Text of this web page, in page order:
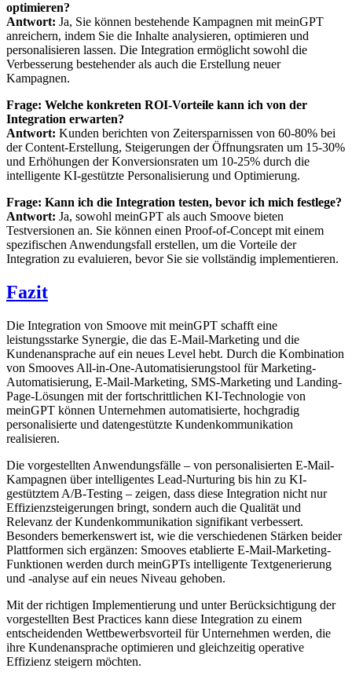
optimieren?
Antwort: Ja, Sie können bestehende Kampagnen mit meinGPT
anreichern, indem Sie die Inhalte analysieren, optimieren und
personalisieren lassen. Die Integration ermöglicht sowohl die
Verbesserung bestehender als auch die Erstellung neuer
Kampagnen.
Frage: Welche konkreten ROI-Vorteile kann ich von der
Integration erwarten?
Antwort: Kunden berichten von Zeitersparnissen von 60-80% bei
der Content-Erstellung, Steigerungen der Öffnungsraten um 15-30%
und Erhöhungen der Konversionsraten um 10-25% durch die
intelligente KI-gestützte Personalisierung und Optimierung.
Frage: Kann ich die Integration testen, bevor ich mich festlege?
Antwort: Ja, sowohl meinGPT als auch Smoove bieten
Testversionen an. Sie können einen Proof-of-Concept mit einem
spezifischen Anwendungsfall erstellen, um die Vorteile der
Integration zu evaluieren, bevor Sie sie vollständig implementieren.
Fazit
Die Integration von Smoove mit meinGPT schafft eine
leistungsstarke Synergie, die das E-Mail-Marketing und die
Kundenansprache auf ein neues Level hebt. Durch die Kombination
von Smooves All-in-One-Automatisierungstool für Marketing-
Automatisierung, E-Mail-Marketing, SMS-Marketing und Landing-
Page-Lösungen mit der fortschrittlichen KI-Technologie von
meinGPT können Unternehmen automatisierte, hochgradig
personalisierte und datengestützte Kundenkommunikation
realisieren.
Die vorgestellten Anwendungsfälle – von personalisierten E-Mail-
Kampagnen über intelligentes Lead-Nurturing bis hin zu KI-
gestütztem A/B-Testing – zeigen, dass diese Integration nicht nur
Effizienzsteigerungen bringt, sondern auch die Qualität und
Relevanz der Kundenkommunikation signifikant verbessert.
Besonders bemerkenswert ist, wie die verschiedenen Stärken beider
Plattformen sich ergänzen: Smooves etablierte E-Mail-Marketing-
Funktionen werden durch meinGPTs intelligente Textgenerierung
und -analyse auf ein neues Niveau gehoben.
Mit der richtigen Implementierung und unter Berücksichtigung der
vorgestellten Best Practices kann diese Integration zu einem
entscheidenden Wettbewerbsvorteil für Unternehmen werden, die
ihre Kundenansprache optimieren und gleichzeitig operative
Effizienz steigern möchten.